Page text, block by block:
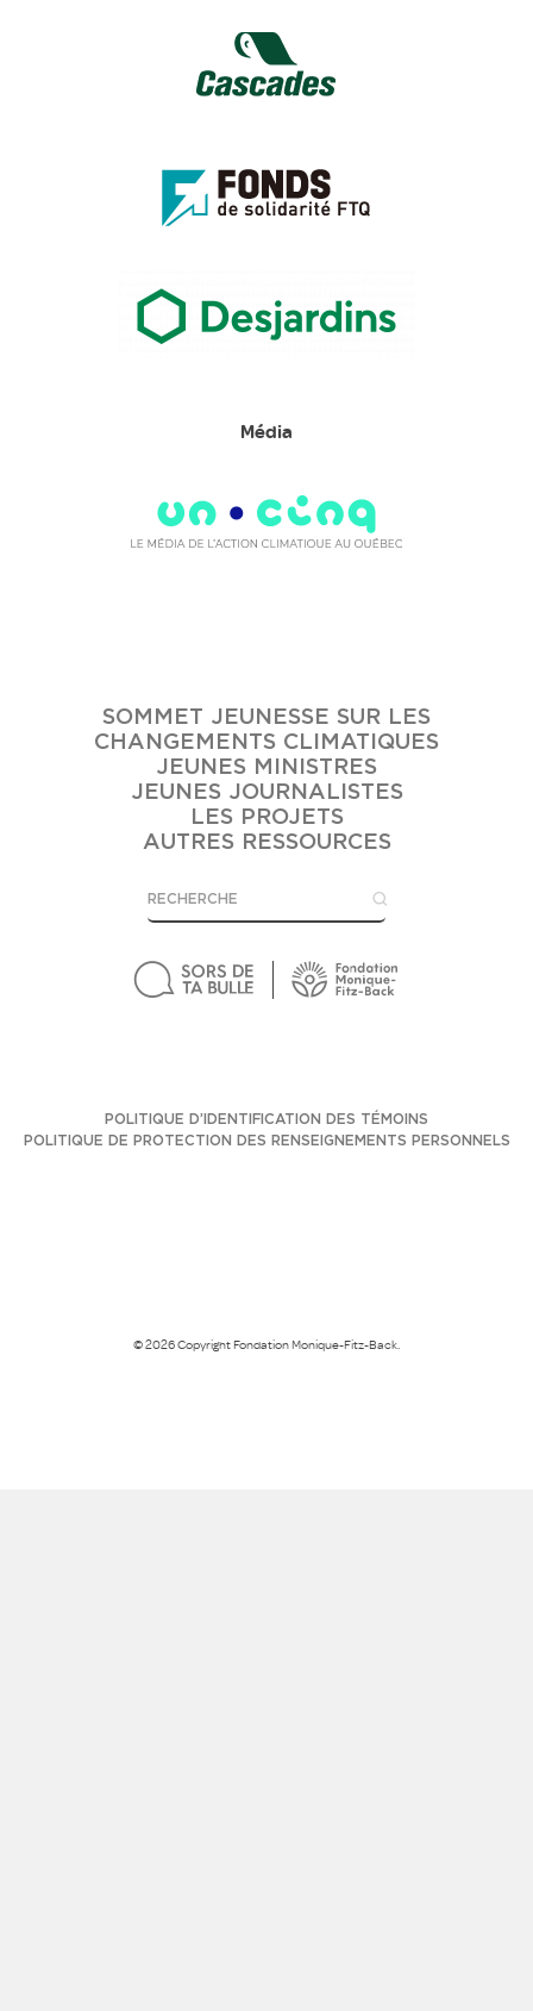
Média
SOMMET JEUNESSE SUR LES
CHANGEMENTS CLIMATIQUES
JEUNES MINISTRES
JEUNES JOURNALISTES
LES PROJETS
AUTRES RESSOURCES
POLITIQUE D’IDENTIFICATION DES TÉMOINS
POLITIQUE DE PROTECTION DES RENSEIGNEMENTS PERSONNELS
© 2026 Copyright Fondation Monique-Fitz-Back.